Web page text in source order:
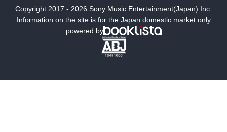
ミステリー SF
文学
Copyright 2017 - 2026 Sony Music Entertainment(Japan) Inc.
Information on the site is for the Japan domestic market only
powered by